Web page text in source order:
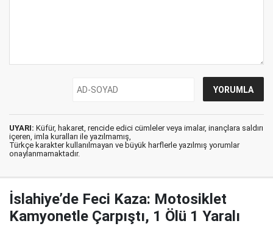
UYARI: Küfür, hakaret, rencide edici cümleler veya imalar, inançlara saldırı
içeren, imla kuralları ile yazılmamış,
Türkçe karakter kullanılmayan ve büyük harflerle yazılmış yorumlar
onaylanmamaktadır.
İslahiye’de Feci Kaza: Motosiklet
Kamyonetle Çarpıştı, 1 Ölü 1 Yaralı